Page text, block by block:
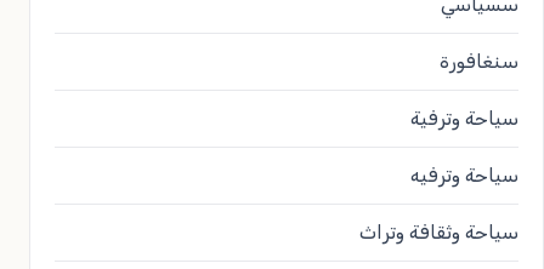
سسياسي
سنغافورة
سياحة وترفية
سياحة وترفيه
سياحة وثقافة وتراث